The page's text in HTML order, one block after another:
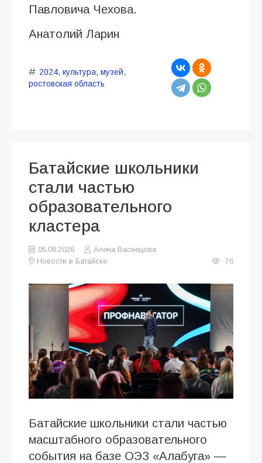
Павловича Чехова.
Анатолий Ларин
2024, культура, музей,
ростовская область
Батайские школьники
стали частью
образовательного
кластера
05.08.2026
Алена Васнецова
Новости в Батайске
76
Батайские школьники стали частью
масштабного образовательного
события на базе ОЭЗ «Алабуга» —